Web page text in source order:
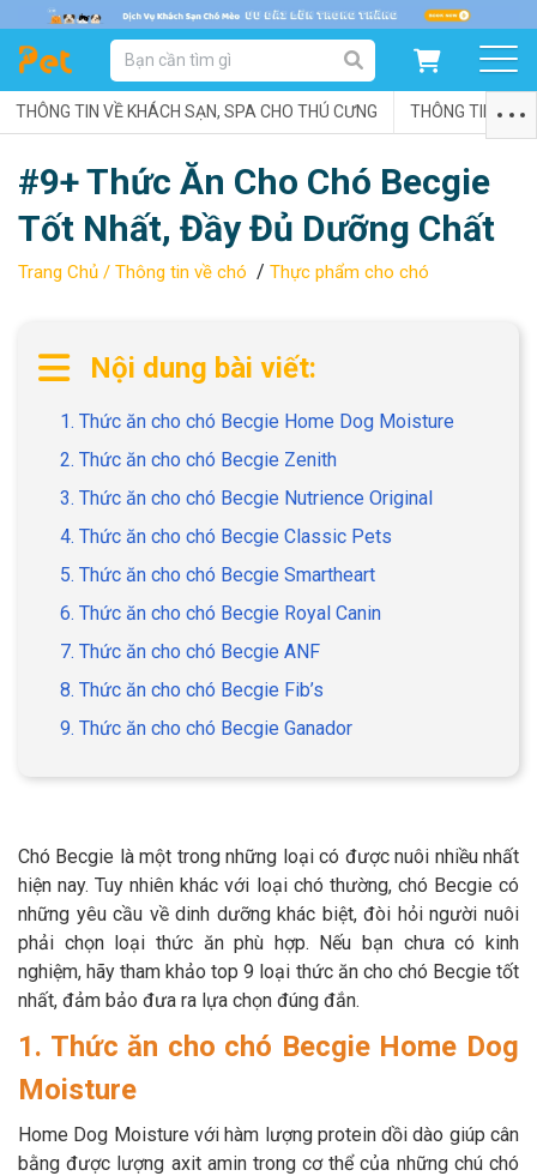
DANH MỤC SẢN PHẨM
SẢN PHẨM DÀNH CHO MÈO SẢN PHẨM DÀNH CHO CHÓ
SẨN PHẨM THEO THƯƠNG HIỆU
GIỚI THIỆU
DỊCH VỤ
Khách sạn chó mèo Spa chó mèo
mèo
Dịch vụ huấn luyện chó
Dịch vụ mua bán chó
mèo
Dịch vụ phối giống chó
mèo
spa cho thú cưng
Thông tin về mèo
THÔNG TIN VỀ KHÁCH SẠN, SPA CHO THÚ CƯNG THÔNG TIN VỀ
#9+ Thức Ăn Cho Chó Becgie
Tốt Nhất, Đầy Đủ Dưỡng Chất
Trang Chủ / Thông tin về chó / Thực phẩm cho chó
Nội dung bài viết:
1. Thức ăn cho chó Becgie Home Dog Moisture
2. Thức ăn cho chó Becgie Zenith
3. Thức ăn cho chó Becgie Nutrience Original
4. Thức ăn cho chó Becgie Classic Pets
5. Thức ăn cho chó Becgie Smartheart
6. Thức ăn cho chó Becgie Royal Canin
7. Thức ăn cho chó Becgie ANF
8. Thức ăn cho chó Becgie Fib’s
9. Thức ăn cho chó Becgie Ganador
Chó Becgie là một trong những loại có được nuôi nhiều nhất
hiện nay. Tuy nhiên khác với loại chó thường, chó Becgie có
những yêu cầu về dinh dưỡng khác biệt, đòi hỏi người nuôi
phải chọn loại thức ăn phù hợp. Nếu bạn chưa có kinh
nghiệm, hãy tham khảo top 9 loại thức ăn cho chó Becgie tốt
nhất, đảm bảo đưa ra lựa chọn đúng đắn.
1. Thức ăn cho chó Becgie Home Dog
Moisture
Home Dog Moisture với hàm lượng protein dồi dào giúp cân
bằng được lượng axit amin trong cơ thể của những chú chó